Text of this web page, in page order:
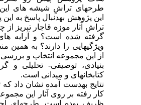
طرحهای تراشِ شیشه های این
این پژوهش بهدنبال پاسخ به این پرسش
تراشِ آثار موزه قاجار تبریز از چه
گرفته شده است؟ و آرایه های بصری
ویژگیهایی را دارند؟ به همین منظور،
از این مجموعه انتخاب و بررسی شد.
بنیادی، توصیفی- تحلیلی و گردآوری
کتابخانهای و میدانی است.
نتایج بهدست آمده نشان داد که تزئینات
کار رفته بر روی آثار این مجموعه،